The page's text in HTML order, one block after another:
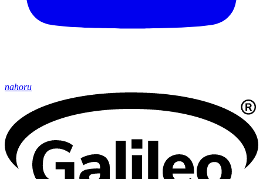
nahoru